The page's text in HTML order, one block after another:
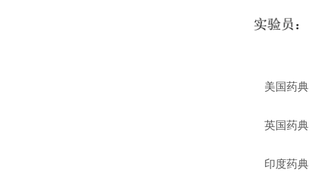
美国药典
英国药典
印度药典